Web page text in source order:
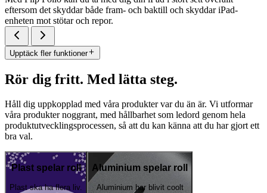
eftersom det skyddar både fram- och baktill och skyddar iPad-
enheten mot stötar och repor.
Upptäck fler funktioner
Rör dig fritt. Med lätta steg.
Håll dig uppkopplad med våra produkter var du än är. Vi utformar
våra produkter noggrant, med hållbarhet som ledord genom hela
produktutvecklingsprocessen, så att du kan känna att du har gjort ett
bra val.
Plast spelar roll
Plast ska ha flera liv.
Aluminium spelar roll
Aluminium har blivit coolt